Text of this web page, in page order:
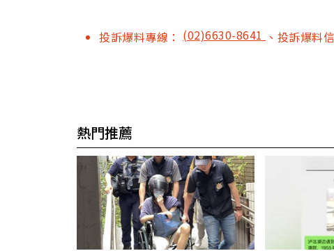
投訴爆料專線： (02)6630-8641 、投訴爆料
熱門推薦